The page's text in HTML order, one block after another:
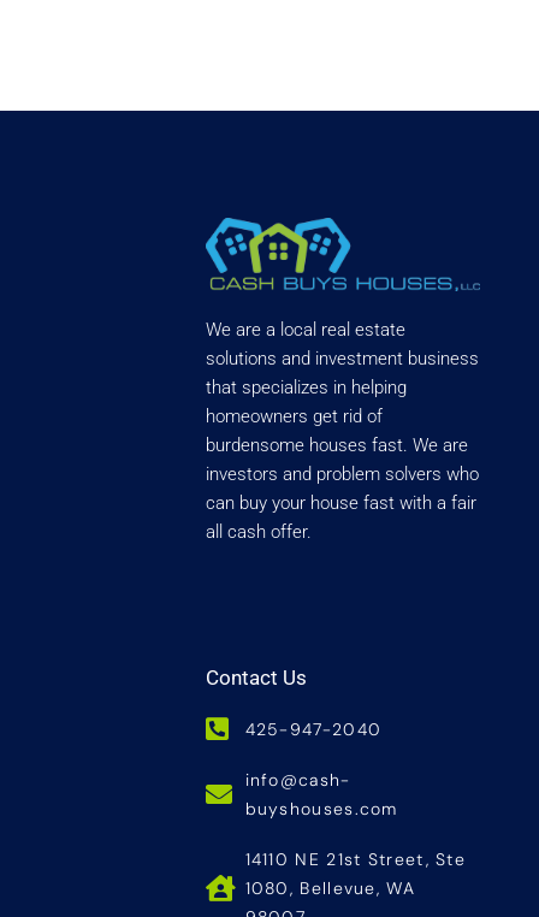
We are a local real estate
solutions and investment business
that specializes in helping
homeowners get rid of
burdensome houses fast. We are
investors and problem solvers who
can buy your house fast with a fair
all cash offer.
Contact Us
425-947-2040
info@cash-
buyshouses.com
14110 NE 21st Street, Ste
1080, Bellevue, WA